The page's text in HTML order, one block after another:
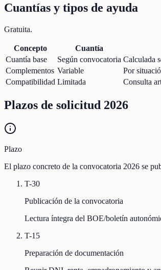
Cuantías y tipos de ayuda
Gratuita.
Concepto Cuantía
Cuantía base
Según convocatoria Calculada
Complementos Variable
Por
Compatibilidad Limitada Consulta
Plazos de solicitud 2026
Plazo
El plazo concreto de la convocatoria 2026 se
T-30
Publicación de la convocatoria
Lectura íntegra del BOE/boletín
T-15
Preparación de documentación